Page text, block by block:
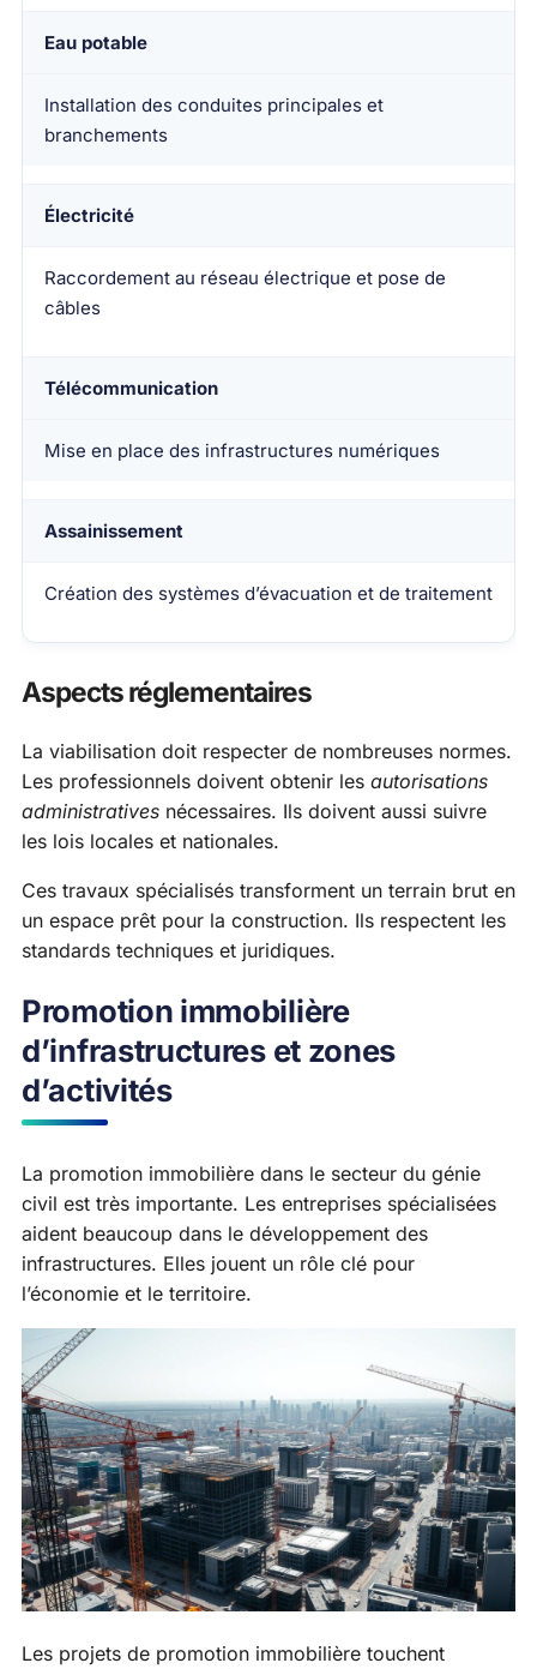
Eau potable
Installation des conduites principales et
branchements
Électricité
Raccordement au réseau électrique et pose de
câbles
Télécommunication
Mise en place des infrastructures numériques
Assainissement
Création des systèmes d’évacuation et de traitement
Aspects réglementaires
La viabilisation doit respecter de nombreuses normes.
Les professionnels doivent obtenir les autorisations
administratives nécessaires. Ils doivent aussi suivre
les lois locales et nationales.
Ces travaux spécialisés transforment un terrain brut en
un espace prêt pour la construction. Ils respectent les
standards techniques et juridiques.
Promotion immobilière
d’infrastructures et zones
d’activités
La promotion immobilière dans le secteur du génie
civil est très importante. Les entreprises spécialisées
aident beaucoup dans le développement des
infrastructures. Elles jouent un rôle clé pour
l’économie et le territoire.
Les projets de promotion immobilière touchent